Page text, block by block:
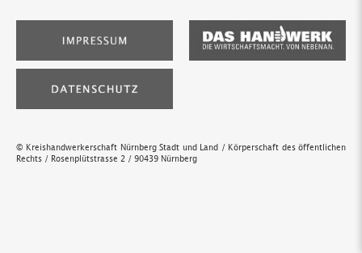
© Kreishandwerkerschaft Nürnberg Stadt und Land / Körperschaft des öffentlichen
Rechts / Rosenplütstrasse 2 / 90439 Nürnberg